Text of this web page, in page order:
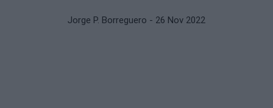
Jorge P. Borreguero - 26 Nov 2022